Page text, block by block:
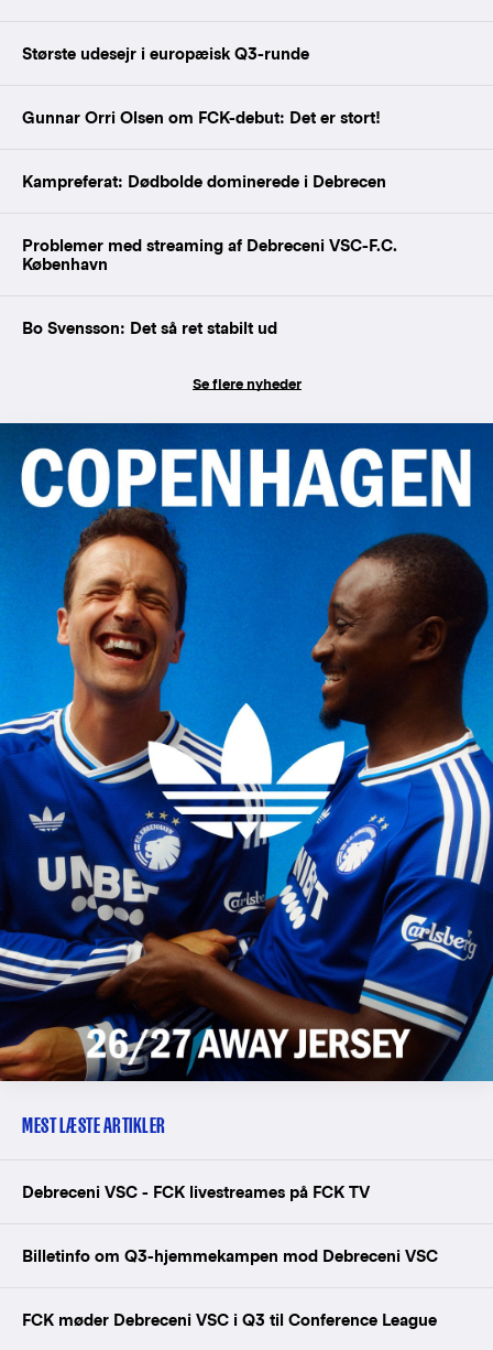
Største udesejr i europæisk Q3-runde
Gunnar Orri Olsen om FCK-debut: Det er stort!
Kampreferat: Dødbolde dominerede i Debrecen
Problemer med streaming af Debreceni VSC-F.C.
København
Bo Svensson: Det så ret stabilt ud
Se flere nyheder
MEST LÆSTE ARTIKLER
Debreceni VSC - FCK livestreames på FCK TV
Billetinfo om Q3-hjemmekampen mod Debreceni VSC
FCK møder Debreceni VSC i Q3 til Conference League